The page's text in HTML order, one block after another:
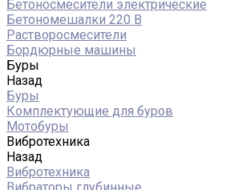
Бетоносмесители электрические
Бетономешалки 220 В
Растворосмесители
Бордюрные машины
Буры
Назад
Буры
Комплектующие для буров
Мотобуры
Вибротехника
Назад
Вибротехника